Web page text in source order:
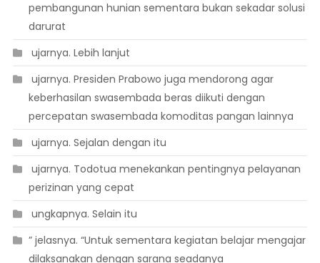
pembangunan hunian sementara bukan sekadar solusi
darurat
 ujarnya. Lebih lanjut
 ujarnya. Presiden Prabowo juga mendorong agar
keberhasilan swasembada beras diikuti dengan
percepatan swasembada komoditas pangan lainnya
 ujarnya. Sejalan dengan itu
 ujarnya. Todotua menekankan pentingnya pelayanan
perizinan yang cepat
 ungkapnya. Selain itu
” jelasnya. “Untuk sementara kegiatan belajar mengajar
dilaksanakan dengan sarana seadanya